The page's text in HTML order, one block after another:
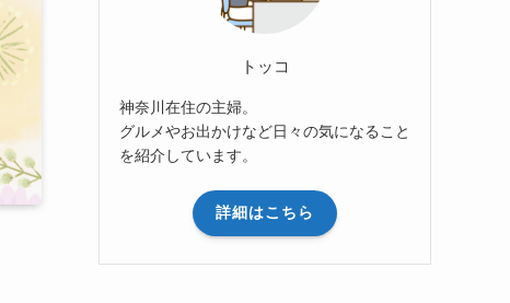
トッコ
神奈川在住の主婦。
グルメやお出かけなど日々の気になること
を紹介しています。
詳細はこちら